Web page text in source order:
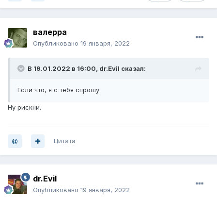
валерра
Опубликовано 19 января, 2022
В 19.01.2022 в 16:00, dr.Evil сказал:
Если что, я с тебя спрошу
Ну рискни.
Цитата
dr.Evil
Опубликовано 19 января, 2022